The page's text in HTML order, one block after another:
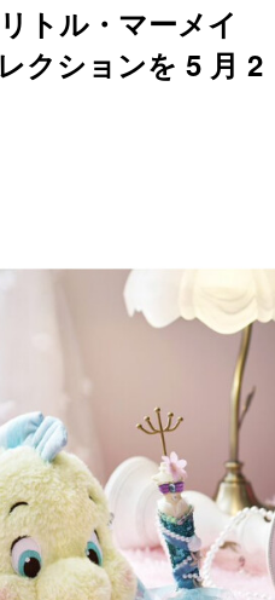
トル・マーメイ
クションを 5 月 2